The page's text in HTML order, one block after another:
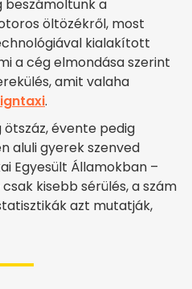
beszámoltunk a
öltözékről, most
kialakított
a cég elmondása szerint
amit valaha
.
évente pedig
aluli gyerek szenved
Egyesült Államokban –
kisebb sérülés, a szám
azt mutatják,